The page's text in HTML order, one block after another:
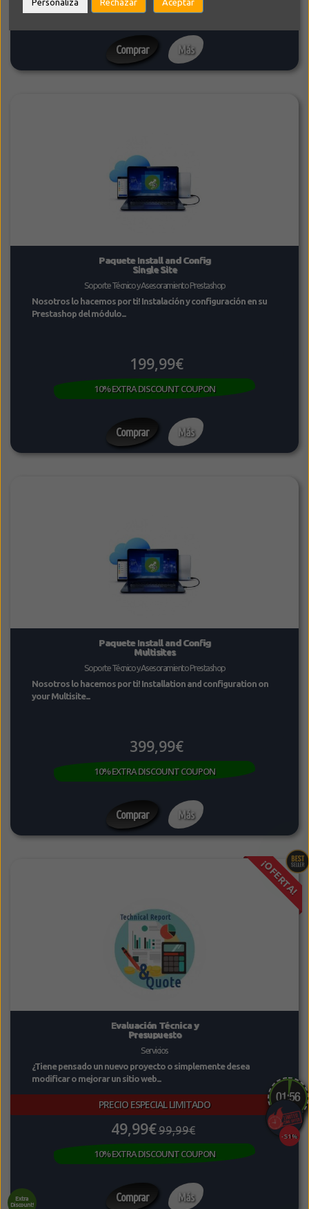
10% EXTRA DISCOUNT COUPON
Comprar Más
Paquete Install and Config
Single Site
Soporte Técnico y Asesoramiento Prestashop
Nosotros lo hacemos por ti! Instalación y configuración en su
Prestashop del módulo...
10% EXTRA DISCOUNT COUPON
199,99€
Comprar Más
Paquete Install and Config
Multisites
Soporte Técnico y Asesoramiento Prestashop
Nosotros lo hacemos por ti! Installation and configuration on
your Multisite...
10% EXTRA DISCOUNT COUPON
399,99€
Comprar Más
¡OFERTA!
Evaluación Técnica y
Presupuesto
Servicios
Extra
Discount!
¿Tiene pensado un nuevo proyecto o simplemente desea
modificar o mejorar un sitio web...
PRECIO ESPECIAL LIMITADO
10% EXTRA DISCOUNT COUPON
49,99€99,99€ -51%
Comprar Más